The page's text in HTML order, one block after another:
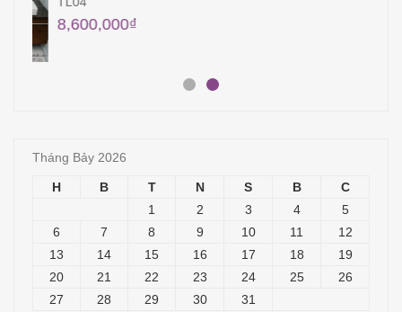
18,000,000
Tháng Bảy 2026
H B T N S B
C
1
2 3 4
5
6
7 8 9 10 11
12
13
14 15 16 17 18
19
20
21 22 23 24 25
26
27
28 29 30
31